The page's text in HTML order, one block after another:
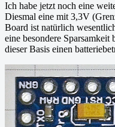
Ich habe jetzt noch eine
Diesmal eine mit 3,3V
Board ist natürlich
eine besondere
dieser Basis einen